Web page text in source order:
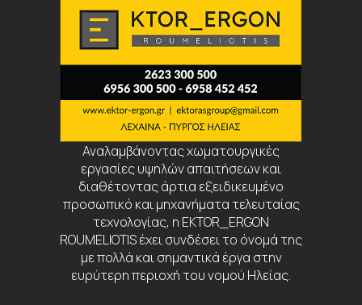
Αναλαμβάνοντας χωματουργικές
εργασίες υψηλών απαιτήσεων και
διαθέτοντας άρτια εξειδικευμένο
προσωπικό και μηχανήματα τελευταίας
τεχνολογίας, η EKTOR_ERGON
ROUMELIOTIS έχει συνδέσει το όνομά της
με πολλά και σημαντικά έργα στην
ευρύτερη περιοχή του νομού Ηλείας.